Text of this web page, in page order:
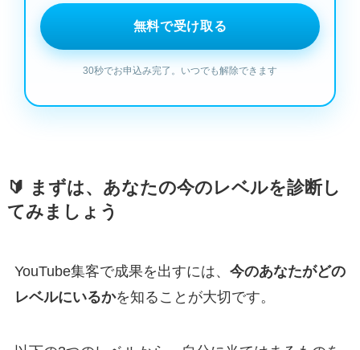
🔰 まずは、あなたの今のレベルを診断し
てみましょう
YouTube集客で成果を出すには、 今のあなたがどの
レベルにいるかを知ることが大切です。